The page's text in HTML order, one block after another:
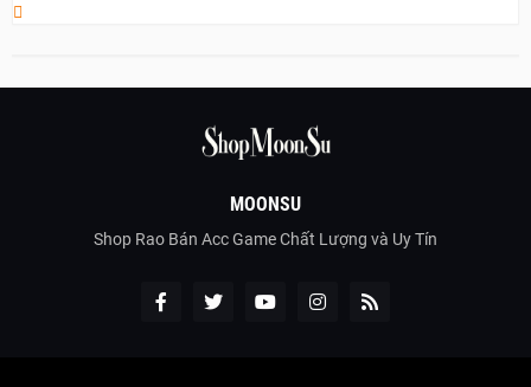
MOONSU
Shop Rao Bán Acc Game Chất Lượng và Uy Tín